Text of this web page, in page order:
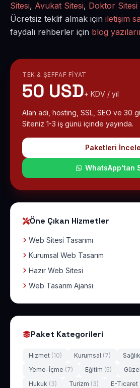
Sitesi, Avukat Sitesi, Doktor Sitesi
Ücretsiz teklif almak için iletişim
faydalı rehberler için blog
TEK & ŞEFFAF FIYAT
50 USD+ KDV / yıl
Alan adı, hosting, SSL, SEO ve 30
Siteniz 1-3 iş günü içinde yayında.
Paketleri İncele
WhatsApp'tan
Öne Çıkan Hizmetler
Web Sitesi Tasarımı
Kurumsal Web Tasarım
Hazır Web Sitesi
Web Tasarım Ajansı
Paket Kategorileri
Hizmet (10) Kurumsal (7) Sağlık
Yeme-İçme (7) Eğitim (5)
Hukuk (3) Turizm (3) E-Ticaret